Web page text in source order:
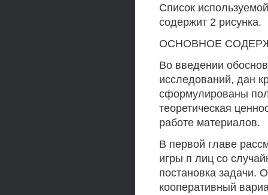
Список
содержит 2 рисунка.
ОСНОВНОЕ
Во введении
исследований, дан
сформулированы
теоретическая
работе материалов.
В первой главе
игры п лиц со
постановка задачи.
кооперативный